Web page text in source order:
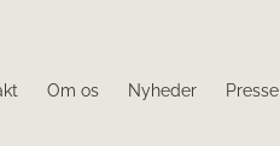
Om os Nyheder Presse